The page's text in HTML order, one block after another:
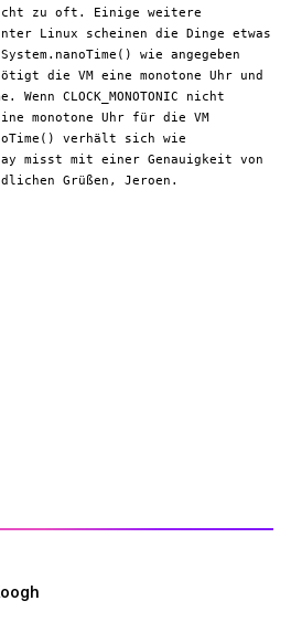
zu oft. Einige weitere
Linux scheinen die Dinge etwas
wie angegeben
die VM eine monotone Uhr und
CLOCK_MONOTONIC nicht
monotone Uhr für die VM
verhält sich wie
misst mit einer Genauigkeit von
Grüßen, Jeroen.